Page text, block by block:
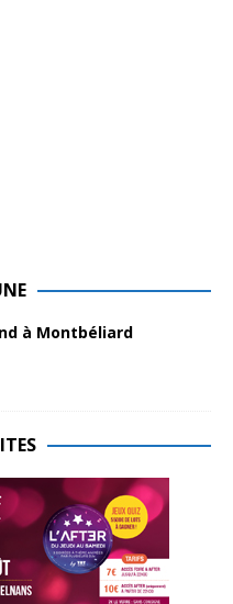
à Montbéliard